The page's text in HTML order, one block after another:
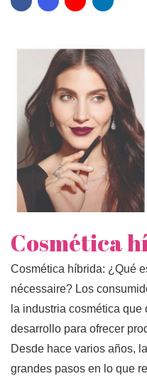
Cosmética
Cosmética híbrida: ¿Qué
nécessaire? Los
la industria cosmética
desarrollo para ofrecer
Desde hace varios años,
grandes pasos en lo que